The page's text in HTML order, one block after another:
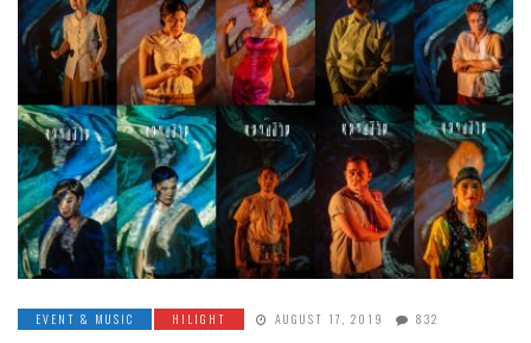
EVENT & MUSIC HILIGHT AUGUST 17, 2019 832